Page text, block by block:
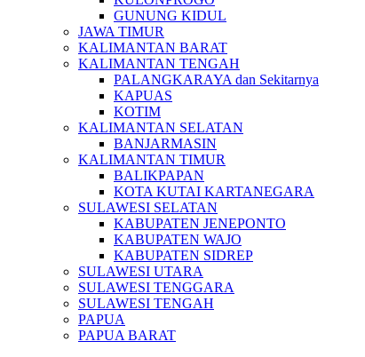
GUNUNG KIDUL
JAWA TIMUR
KALIMANTAN BARAT
KALIMANTAN TENGAH
PALANGKARAYA dan Sekitarnya
KAPUAS
KOTIM
KALIMANTAN SELATAN
BANJARMASIN
KALIMANTAN TIMUR
BALIKPAPAN
KOTA KUTAI KARTANEGARA
SULAWESI SELATAN
KABUPATEN JENEPONTO
KABUPATEN WAJO
KABUPATEN SIDREP
SULAWESI UTARA
SULAWESI TENGGARA
SULAWESI TENGAH
PAPUA
PAPUA BARAT